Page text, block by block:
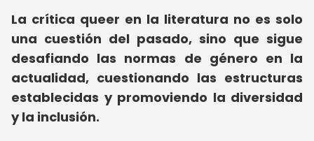
La crítica queer en la literatura no es solo
una cuestión del pasado, sino que sigue
desafiando las normas de género en la
actualidad, cuestionando las estructuras
establecidas y promoviendo la diversidad
y la inclusión.